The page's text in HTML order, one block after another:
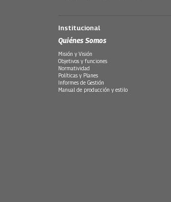
Institucional
Quiénes Somos
Misión y Visión
Objetivos y funciones
Normatividad
Políticas y Planes
Informes de Gestión
Manual de producción y estilo